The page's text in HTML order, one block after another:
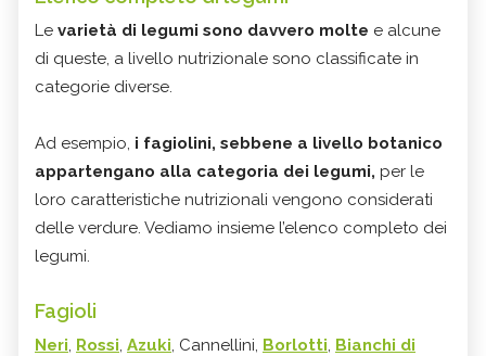
Le varietà di legumi sono davvero molte e alcune
di queste, a livello nutrizionale sono classificate in
categorie diverse.
Ad esempio, i fagiolini, sebbene a livello botanico
appartengano alla categoria dei legumi, per le
loro caratteristiche nutrizionali vengono considerati
delle verdure. Vediamo insieme l’elenco completo dei
legumi.
Fagioli
Neri, Rossi, Azuki, Cannellini, Borlotti, Bianchi di